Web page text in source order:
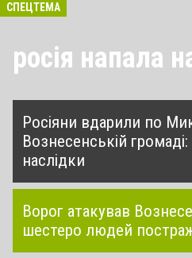
СПЕЦТЕМА
росія напала
Росіяни вдарили по
Вознесенській
наслідки
Ворог атакував
шестеро людей